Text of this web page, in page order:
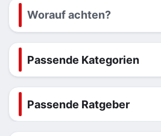
Worauf achten?
Passende Kategorien
Passende Ratgeber